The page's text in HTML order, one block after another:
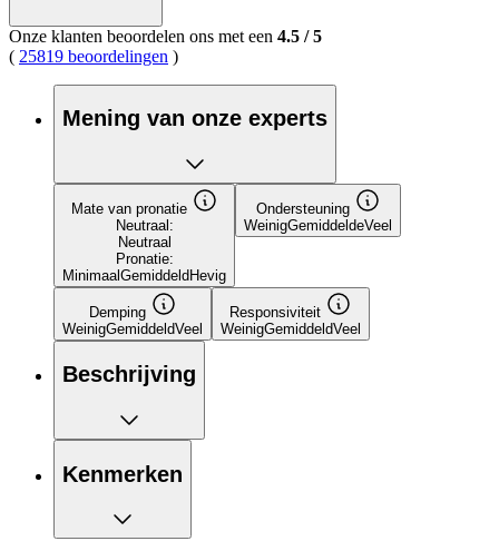
Onze klanten beoordelen ons met een 4.5 /5
( 25819 beoordelingen )
Mening van onze experts
Mate van pronatie
Neutraal:
Neutraal
Pronatie:
MinimaalGemiddeldHevig
Ondersteuning
WeinigGemiddeldeVeel
Demping
WeinigGemiddeldVeel
Responsiviteit
WeinigGemiddeldVeel
Beschrijving
Kenmerken